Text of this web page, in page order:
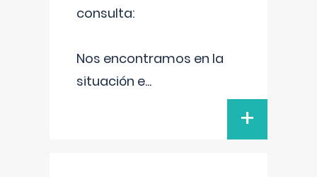
consulta:
Nos encontramos en la
situación e...
+